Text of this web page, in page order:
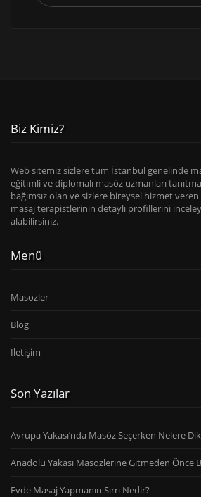
Biz Kimiz?
Web sitemiz sizlere tüm İstanbul genelinde
eğitimli ve diplomalı masöz uzmanları
bağımsız olan ve sizlere bireysel hizmet
masaj terapistlerinin detaylı profillerini
alabilirsiniz.
Menü
Masozler
Blog
İletişim
Son Yazılar
Avrupa Yakası’nda Masöz Seçerken Nelere
Anadolu Yakası Masözlerine Gitmeden Önce
Evde Masaj Yapmanın Sırrı Nedir?